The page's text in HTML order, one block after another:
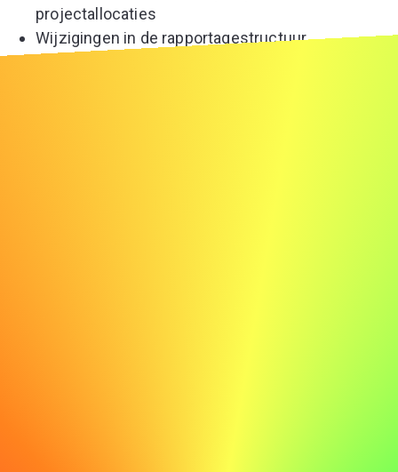
projectallocaties
Wijzigingen in de rapportagestructuur